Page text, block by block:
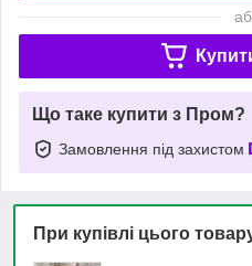
Що таке купити з Пром?
Замовлення під захистом
При купівлі цього